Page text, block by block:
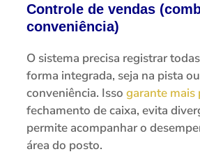
Controle de vendas
conveniência)
O sistema precisa registrar
forma integrada, seja na pista
conveniência. Isso garante mais
fechamento de caixa, evita
permite acompanhar o
área do posto.